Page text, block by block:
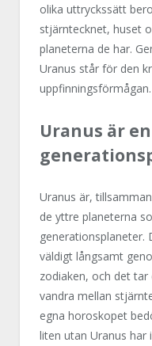
olika uttryckssätt
stjärntecknet, huset
planeterna de har.
Uranus står för den
uppfinningsförmågan.
Uranus är en
Uranus är,
de yttre planeterna
generationsplaneter.
väldigt långsamt
zodiaken, och det
vandra mellan
egna horoskopet
liten utan Uranus